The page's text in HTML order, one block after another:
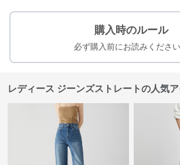
購入時のルール
必ず購入前にお読みください
レディース ジーンズストレートの人気